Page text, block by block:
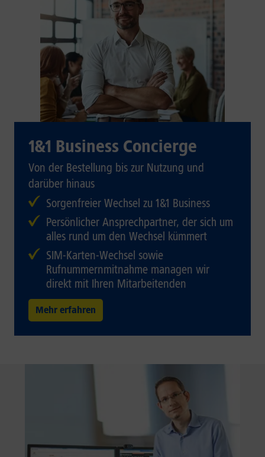
1&1 Business Concierge
Von der Bestellung bis zur Nutzung und
darüber hinaus
Sorgenfreier Wechsel zu 1&1 Business
Persönlicher Ansprechpartner, der sich um
alles rund um den Wechsel kümmert
SIM-Karten-Wechsel sowie
Rufnummernmitnahme managen wir
direkt mit Ihren Mitarbeitenden
Mehr erfahren